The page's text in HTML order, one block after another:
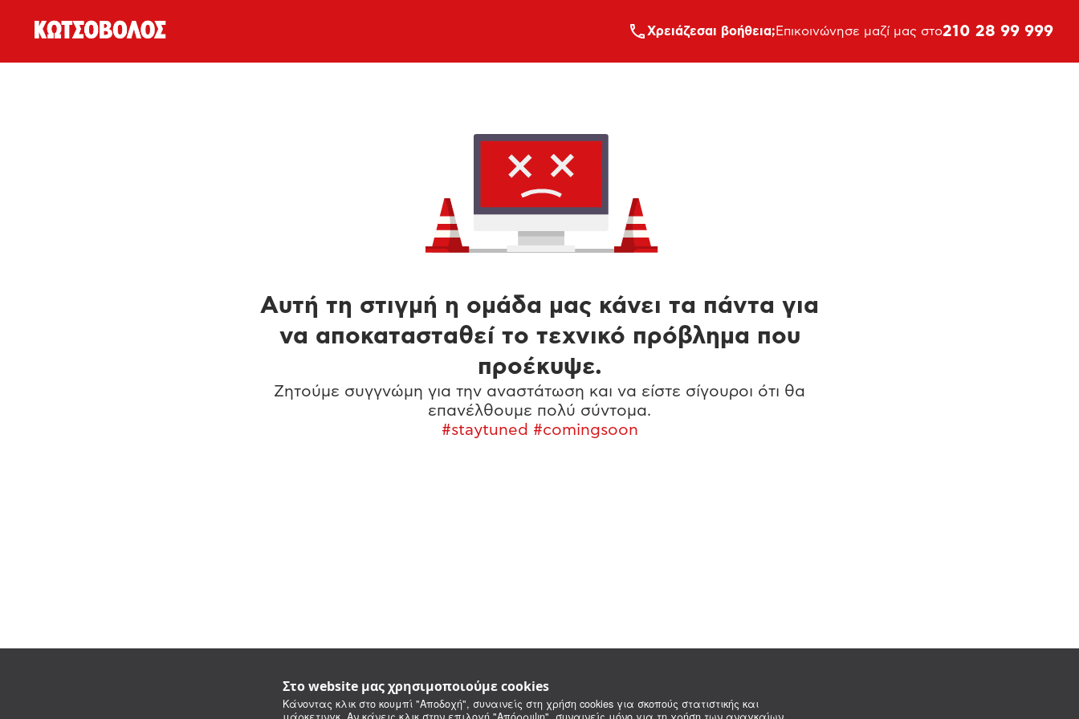
Στο website μας χρησιμοποιούμε cookies
Κάνοντας κλικ στο κουμπί "Αποδοχή", συναινείς στη χρήση cookies για σκοπούς στατιστικής και
Xρειάζεσαι βοήθεια; Επικοινώνησε μαζί μας στο210 28 99 999
Αυτή τη στιγμή η ομάδα μας κάνει τα πάντα για
να αποκατασταθεί το τεχνικό πρόβλημα που
προέκυψε.
Ζητούμε συγγνώμη για την αναστάτωση και να είστε σίγουροι ότι θα
επανέλθουμε πολύ σύντομα.
#staytuned #comingsoon